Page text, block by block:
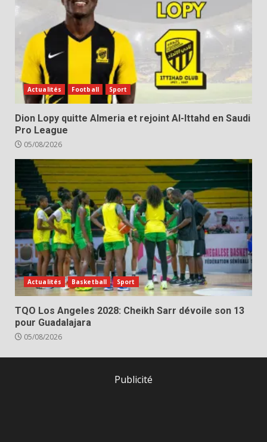
Actualités Football Sport
Dion Lopy quitte Almeria et rejoint Al-Ittahd en Saudi
Pro League
05/08/2026
Actualités Basketball Sport
TQO Los Angeles 2028: Cheikh Sarr dévoile son 13
pour Guadalajara
05/08/2026
Publicité